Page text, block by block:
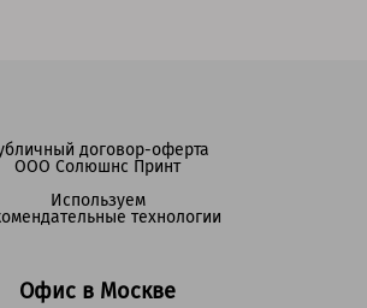
Офис в Москве
договор-оферта
ООО Солюшнс Принт
Используем
технологии